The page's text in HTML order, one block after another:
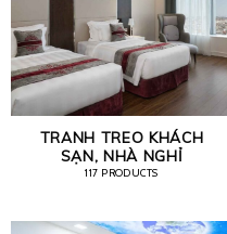
TRANH TREO KHÁCH
SẠN, NHÀ NGHỈ
117 PRODUCTS